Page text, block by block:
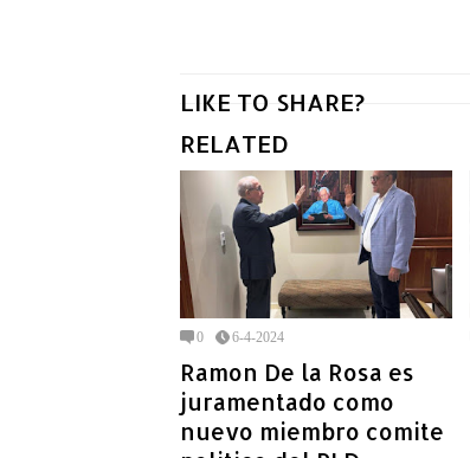
LIKE TO SHARE?
RELATED
0 6-4-2024
Ramon De la Rosa es
juramentado como
nuevo miembro comite